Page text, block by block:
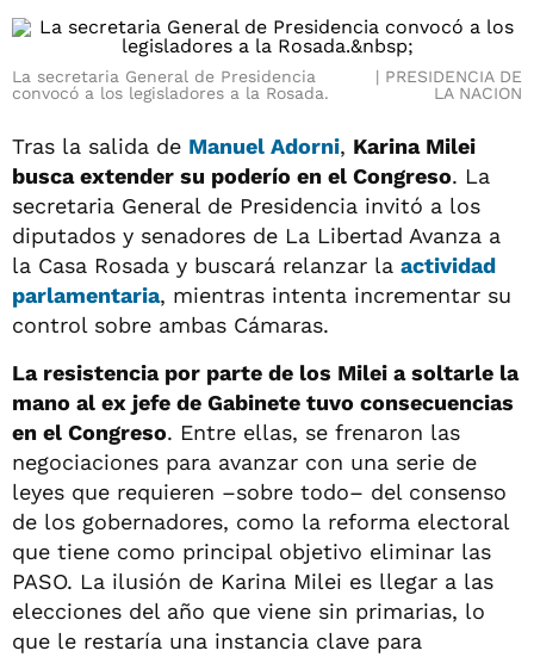
La secretaria General de Presidencia
convocó a los legisladores a la Rosada.
PRESIDENCIA DE
LA NACION
Tras la salida de Manuel Adorni, Karina Milei
busca extender su poderío en el Congreso. La
secretaria General de Presidencia invitó a los
diputados y senadores de La Libertad Avanza a
la Casa Rosada y buscará relanzar la actividad
parlamentaria, mientras intenta incrementar su
control sobre ambas Cámaras.
La resistencia por parte de los Milei a soltarle la
mano al ex jefe de Gabinete tuvo consecuencias
en el Congreso. Entre ellas, se frenaron las
negociaciones para avanzar con una serie de
leyes que requieren –sobre todo– del consenso
de los gobernadores, como la reforma electoral
que tiene como principal objetivo eliminar las
PASO. La ilusión de Karina Milei es llegar a las
elecciones del año que viene sin primarias, lo
que le restaría una instancia clave para